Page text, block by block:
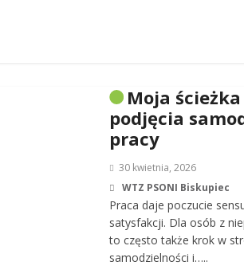
Moja
podjęcia
pracy
30 kwietnia, 2026
WTZ PSONI Biskupiec
Praca daje poczucie
satysfakcji. Dla osób z
to często także krok w
samodzielności i…..